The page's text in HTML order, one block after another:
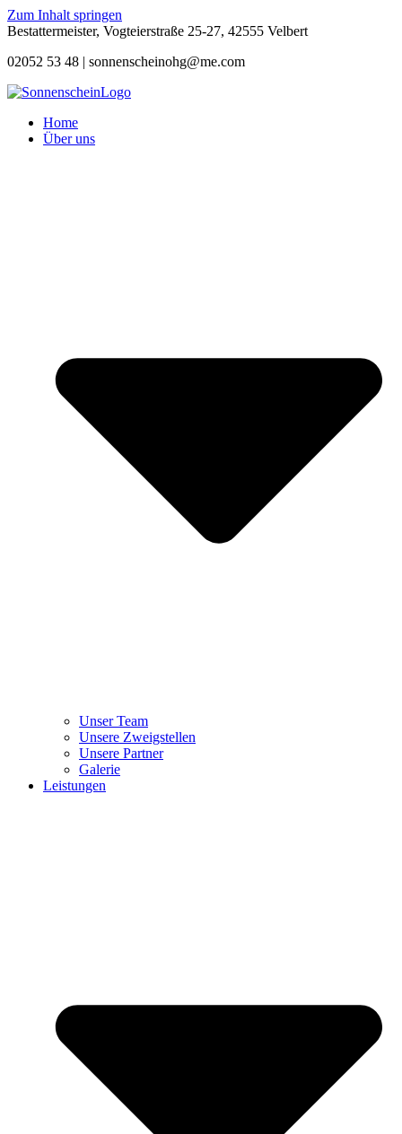
Zum Inhalt springen
Bestattermeister, Vogteierstraße 25-27, 42555 Velbert
02052 53 48 | sonnenscheinohg@me.com
Home
Über uns
Unser Team
Unsere Zweigstellen
Unsere Partner
Galerie
Leistungen